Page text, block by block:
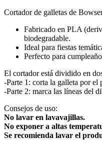
Cortador de galletas de
Fabricado en PLA
biodegradable.
Ideal para fiestas
Perfecto para
El cortador está dividido en
-Parte 1: corta la galleta por el
-Parte 2: marca las líneas del
Consejos de uso:
No lavar en lavavajillas.
No exponer a altas
Se recomienda lavar el